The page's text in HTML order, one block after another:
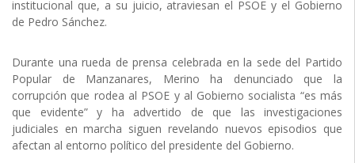
institucional que, a su juicio, atraviesan el PSOE y el Gobierno
de Pedro Sánchez.
Durante una rueda de prensa celebrada en la sede del Partido
Popular de Manzanares, Merino ha denunciado que la
corrupción que rodea al PSOE y al Gobierno socialista “es más
que evidente” y ha advertido de que las investigaciones
judiciales en marcha siguen revelando nuevos episodios que
afectan al entorno político del presidente del Gobierno.